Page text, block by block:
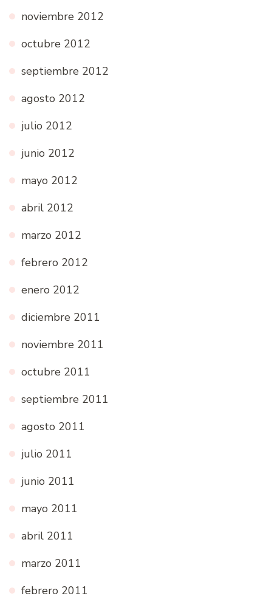
noviembre 2012
octubre 2012
septiembre 2012
agosto 2012
julio 2012
junio 2012
mayo 2012
abril 2012
marzo 2012
febrero 2012
enero 2012
diciembre 2011
noviembre 2011
octubre 2011
septiembre 2011
agosto 2011
julio 2011
junio 2011
mayo 2011
abril 2011
marzo 2011
febrero 2011